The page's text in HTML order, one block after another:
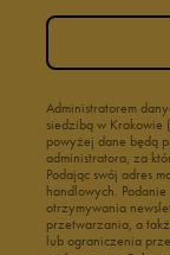
Administratorem
siedzibą w Krakowie
powyżej dane będą
administratora, za
Podając swój adres
handlowych.
otrzymywania
przetwarzania, a
lub ograniczenia